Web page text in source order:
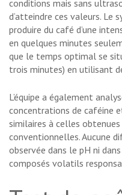
conditions mais sans
d’atteindre ces valeurs. Le
produire du café d’une
en quelques minutes
que le temps optimal se
trois minutes) en utilisant
L’équipe a également
concentrations de caféine
similaires à celles
conventionnelles. Aucune
observée dans le pH ni
composés volatils